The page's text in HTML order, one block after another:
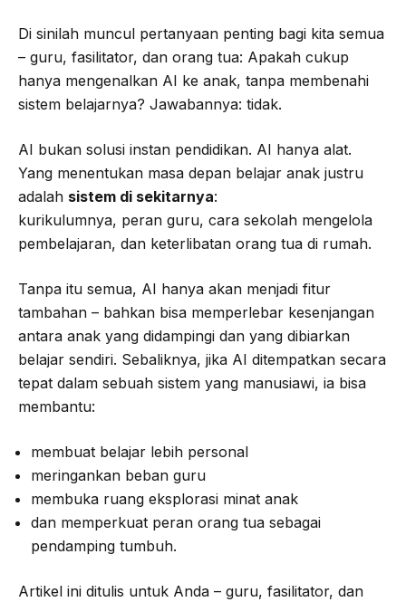
Di sinilah muncul pertanyaan penting bagi kita semua
– guru, fasilitator, dan orang tua: Apakah cukup
hanya mengenalkan AI ke anak, tanpa membenahi
sistem belajarnya? Jawabannya: tidak.
AI bukan solusi instan pendidikan. AI hanya alat.
Yang menentukan masa depan belajar anak justru
adalah sistem di sekitarnya:
kurikulumnya, peran guru, cara sekolah mengelola
pembelajaran, dan keterlibatan orang tua di rumah.
Tanpa itu semua, AI hanya akan menjadi fitur
tambahan – bahkan bisa memperlebar kesenjangan
antara anak yang didampingi dan yang dibiarkan
belajar sendiri. Sebaliknya, jika AI ditempatkan secara
tepat dalam sebuah sistem yang manusiawi, ia bisa
membantu:
membuat belajar lebih personal
meringankan beban guru
membuka ruang eksplorasi minat anak
dan memperkuat peran orang tua sebagai
pendamping tumbuh.
Artikel ini ditulis untuk Anda – guru, fasilitator, dan